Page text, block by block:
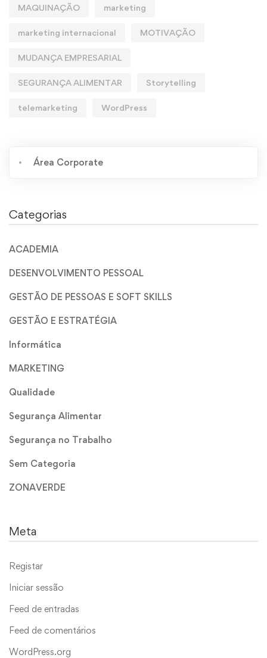
MAQUINAÇÃO marketing
marketing internacional MOTIVAÇÃO
MUDANÇA EMPRESARIAL
SEGURANÇA ALIMENTAR Storytelling
telemarketing WordPress
Área Corporate
Categorias
ACADEMIA
DESENVOLVIMENTO PESSOAL
GESTÃO DE PESSOAS E SOFT SKILLS
GESTÃO E ESTRATÉGIA
Informática
MARKETING
Qualidade
Segurança Alimentar
Segurança no Trabalho
Sem Categoria
ZONAVERDE
Meta
Registar
Iniciar sessão
Feed de entradas
Feed de comentários
WordPress.org